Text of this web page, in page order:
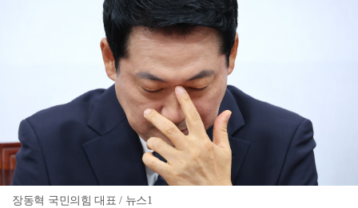
장동혁 국민의힘 대표 / 뉴스1